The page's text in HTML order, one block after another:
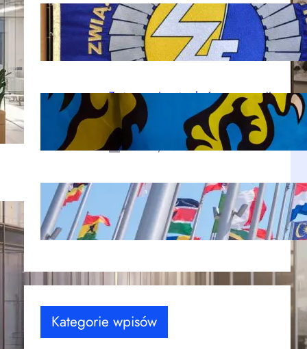
Sztandary i chorągwie w marketingu:
Jak wykorzystać je do promocji?
lip 25, 2025
Zastosowanie sztandarów w promocji
organizacji non-profit: zwiększenie
widoczności dzięki symbolice
mar 24, 2025
Największe wyzwania w organizacji
eventów międzynarodowych
lut 25, 2025
Kategorie wpisów